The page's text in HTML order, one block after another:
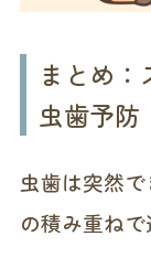
まとめ
虫歯予防
虫歯は突然
の積み重ねで